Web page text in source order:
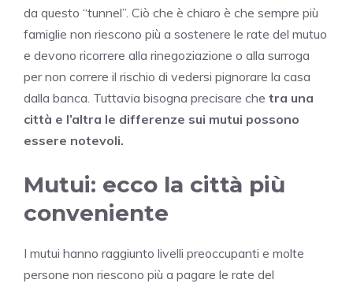
da questo “tunnel”. Ciò che è chiaro è che sempre più
famiglie non riescono più a sostenere le rate del mutuo
e devono ricorrere alla rinegoziazione o alla surroga
per non correre il rischio di vedersi pignorare la casa
dalla banca. Tuttavia bisogna precisare che tra una
città e l’altra le differenze sui mutui possono
essere notevoli.
Mutui: ecco la città più
conveniente
I mutui hanno raggiunto livelli preoccupanti e molte
persone non riescono più a pagare le rate del